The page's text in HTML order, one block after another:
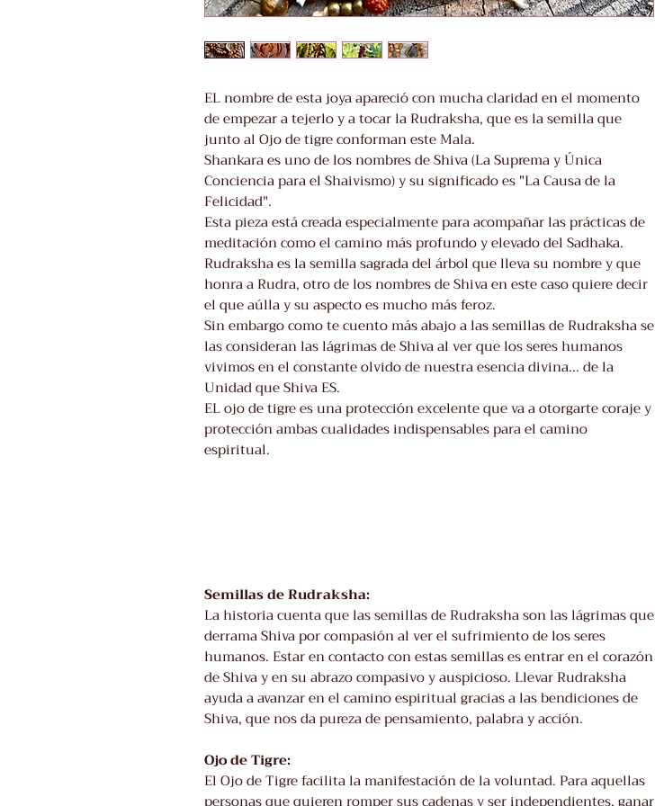
EL nombre de esta joya apareció con mucha claridad en el momento
de empezar a tejerlo y a tocar la Rudraksha, que es la semilla que
junto al Ojo de tigre conforman este Mala.
Shankara es uno de los nombres de Shiva (La Suprema y Única
Conciencia para el Shaivismo) y su significado es "La Causa de la
Felicidad".
Esta pieza está creada especialmente para acompañar las prácticas de
meditación como el camino más profundo y elevado del Sadhaka.
Rudraksha es la semilla sagrada del árbol que lleva su nombre y que
honra a Rudra, otro de los nombres de Shiva en este caso quiere decir
el que aúlla y su aspecto es mucho más feroz.
Sin embargo como te cuento más abajo a las semillas de Rudraksha se
las consideran las lágrimas de Shiva al ver que los seres humanos
vivimos en el constante olvido de nuestra esencia divina... de la
Unidad que Shiva ES.
EL ojo de tigre es una protección excelente que va a otorgarte coraje y
protección ambas cualidades indispensables para el camino
espiritual.
Semillas de Rudraksha:
La historia cuenta que las semillas de Rudraksha son las lágrimas que
derrama Shiva por compasión al ver el sufrimiento de los seres
humanos. Estar en contacto con estas semillas es entrar en el corazón
de Shiva y en su abrazo compasivo y auspicioso. Llevar Rudraksha
ayuda a avanzar en el camino espiritual gracias a las bendiciones de
Shiva, que nos da pureza de pensamiento, palabra y acción.
Ojo de Tigre:
El Ojo de Tigre facilita la manifestación de la voluntad. Para aquellas